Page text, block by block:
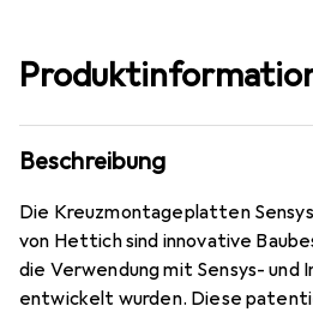
Beschreibung
Die Kreuzmontageplatten
von Hettich sind innovative
die Verwendung mit Sensys- und
entwickelt wurden. Diese